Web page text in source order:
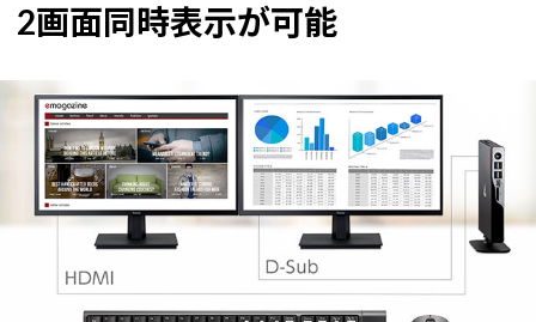
2画面同時表示が可能